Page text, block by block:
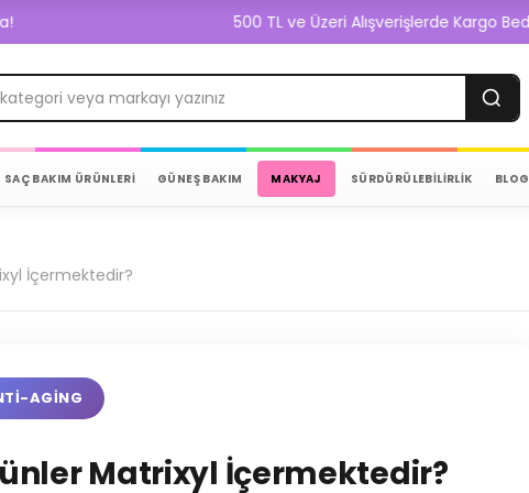
500 TL ve Üzeri Alışverişlerde Kargo Bedava!
SAÇ BAKIM ÜRÜNLERİ GÜNEŞ BAKIM MAKYAJ SÜRDÜRÜLEBİLİRLİK BLOG
İçermektedir?
AGING
Matrixyl İçermektedir?